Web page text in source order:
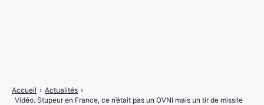
Accueil › Actualités ›
Vidéo. Stupeur en France, ce n’était pas un OVNI mais un tir de missile